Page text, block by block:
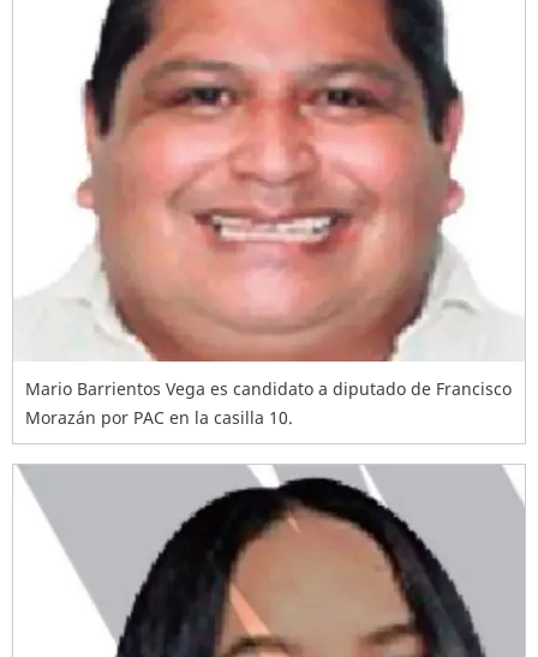
Mario Barrientos Vega es candidato a diputado de Francisco
Morazán por PAC en la casilla 10.